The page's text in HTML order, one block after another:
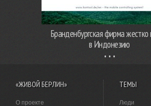
Бранденбургская фирма
в Индонезию
«ЖИВОЙ БЕРЛИН»
О проекте
ТЕМЫ
Люди